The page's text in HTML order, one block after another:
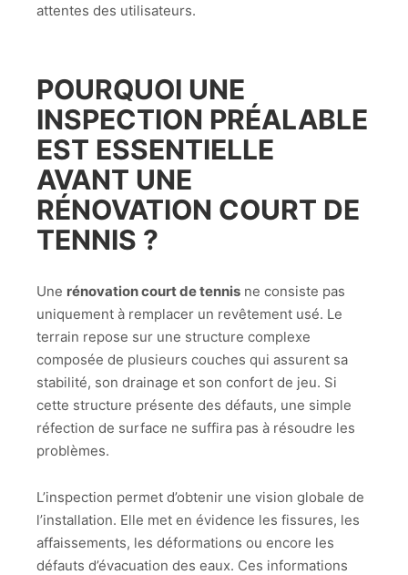
attentes des utilisateurs.
POURQUOI UNE
INSPECTION PRÉALABLE
EST ESSENTIELLE
AVANT UNE
RÉNOVATION COURT DE
TENNIS ?
Une rénovation court de tennis ne consiste pas
uniquement à remplacer un revêtement usé. Le
terrain repose sur une structure complexe
composée de plusieurs couches qui assurent sa
stabilité, son drainage et son confort de jeu. Si
cette structure présente des défauts, une simple
réfection de surface ne suffira pas à résoudre les
problèmes.
L’inspection permet d’obtenir une vision globale de
l’installation. Elle met en évidence les fissures, les
affaissements, les déformations ou encore les
défauts d’évacuation des eaux. Ces informations